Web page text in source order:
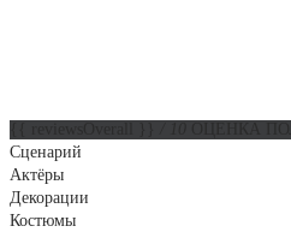
Сценарий
Актёры
Декорации
Костюмы